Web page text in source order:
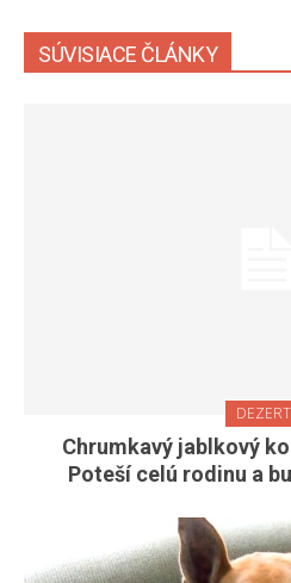
SÚVISIACE ČLÁNKY
Chrumkavý jablkový
Poteší celú rodinu a